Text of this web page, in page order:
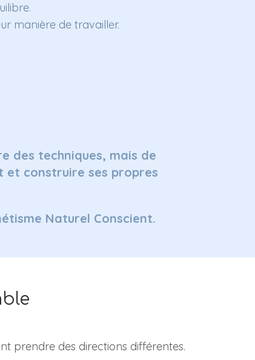
manière de travailler.
des techniques, mais de
et construire ses propres
Naturel Conscient.
prendre des directions différentes.